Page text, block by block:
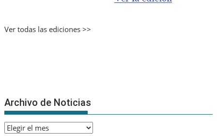
Ver todas las ediciones >>
Archivo de Noticias
Archivo